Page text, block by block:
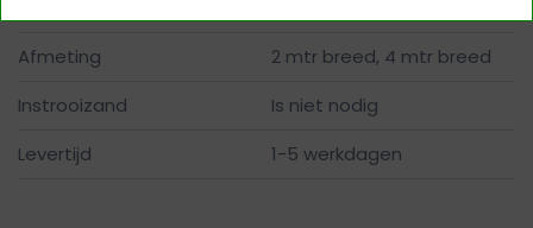
Afmeting
2 mtr breed, 4 mtr breed
Instrooizand
Is niet nodig
Levertijd
1-5 werkdagen